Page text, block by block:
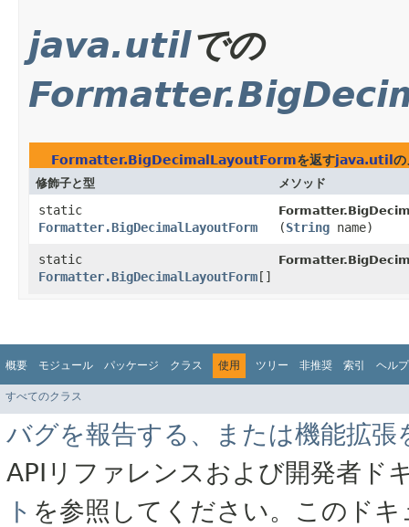
java.utilでの
Formatter.BigDecimalLayoutFormを返すjava.util の
修飾子と型 メソッド
static
Formatter.BigDecimalLayoutForm
(String name)
static
Formatter.BigDecimalLayoutForm []
概要 モジュール パッケージ クラス 使用 ツリー 非推奨 索引 ヘルプ
すべてのクラス
バグを報告する、または機能拡張
APIリファレンスおよび開発者ド
ト を参照してください。このド